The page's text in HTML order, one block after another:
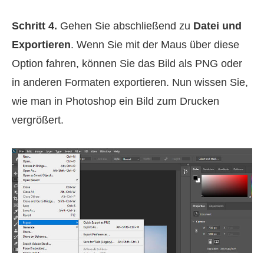
Schritt 4. Gehen Sie abschließend zu Datei und
Exportieren. Wenn Sie mit der Maus über diese
Option fahren, können Sie das Bild als PNG oder
in anderen Formaten exportieren. Nun wissen Sie,
wie man in Photoshop ein Bild zum Drucken
vergrößert.